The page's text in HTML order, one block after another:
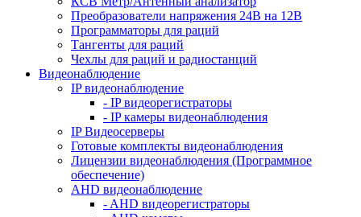
Преобразователи напряжения 24В на 12В
Программаторы для раций
Тангенты для раций
Чехлы для раций и радиостанций
Видеонаблюдение
IP видеонаблюдение
- IP видеорегистраторы
- IP камеры видеонаблюдения
IP Видеосерверы
Готовые комплекты видеонаблюдения
Лицензии видеонаблюдения (Программное
обеспечение)
AHD видеонаблюдение
- AHD видеорегистраторы